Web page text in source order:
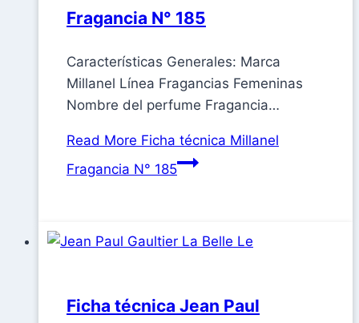
Fragancia N° 185
Características Generales: Marca
Millanel Línea Fragancias Femeninas
Nombre del perfume Fragancia…
Read More Ficha técnica Millanel
Fragancia N° 185
Ficha técnica Jean Paul